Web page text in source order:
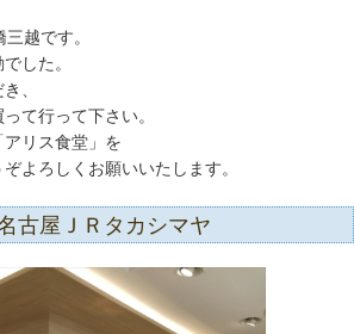
越です。
した。
、
行って下さい。
ス食堂」を
お願いいたします。
古屋ＪＲタカシマヤ